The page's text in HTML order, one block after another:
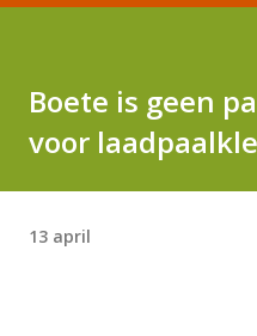
Boete is geen
voor
13 april